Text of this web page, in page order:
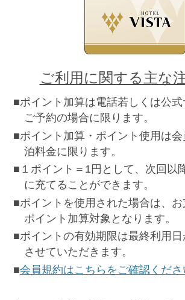
ご利用に関する主な
■ポイント加算は電話若しくは公
ご予約の場合に限ります。
■ポイント加算・ポイント使用は
泊料金に限ります。
■１ポイント＝1円として、次回以
に充てることができます。
■ポイントを使用された場合は、
ポイント加算対象となります。
■ポイントの有効期限は最終利用日
させていただきます。
■会員規約はこちらをご確認くださ